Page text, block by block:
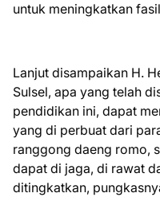
untuk meningkatkan
Lanjut disampaikan H.
Sulsel, apa yang telah
pendidikan ini, dapat
yang di perbuat dari
ranggong daeng romo,
dapat di jaga, di rawat
ditingkatkan,